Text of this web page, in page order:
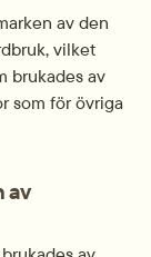
av den
vilket
brukades av
som för övriga
av